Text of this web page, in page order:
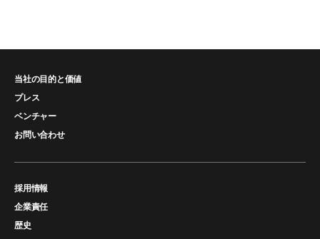
当社の目的と価値
プレス
ベンチャー
お問い合わせ
採用情報
企業責任
歴史